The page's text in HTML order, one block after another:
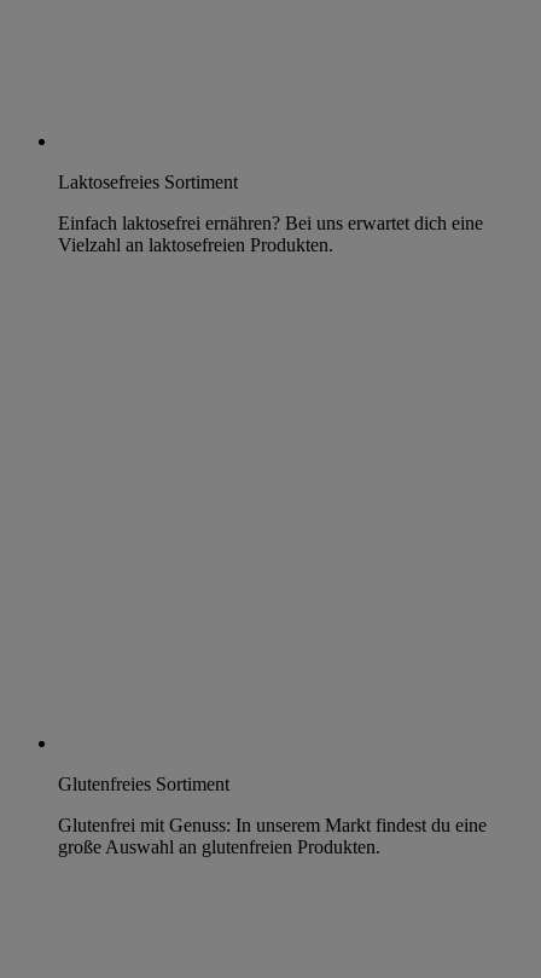
Laktosefreies Sortiment
Einfach laktosefrei ernähren? Bei uns erwartet dich eine
Vielzahl an laktosefreien Produkten.
Glutenfreies Sortiment
Glutenfrei mit Genuss: In unserem Markt findest du eine
große Auswahl an glutenfreien Produkten.